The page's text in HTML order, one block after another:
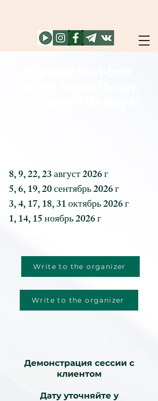
8, 9, 22, 23 август 2026 г
5, 6, 19, 20 сентябрь 2026 г
3, 4, 17, 18, 31 октябрь 2026 г
1, 14, 15 ноябрь 2026 г
Write to the organizer
Write to the organizer
Демонстрация сессии с
клиентом
Дату уточняйте у